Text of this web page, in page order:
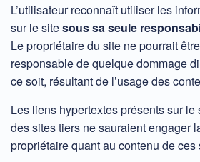
L’utilisateur reconnaît utiliser les
sur le sitesous sa seule
Le propriétaire du site ne pourrait
responsable de quelque dommage
ce soit, résultant de l’usage des
Les liens hypertextes présents sur le
des sites tiers ne sauraient engager
propriétaire quant au contenu de ces